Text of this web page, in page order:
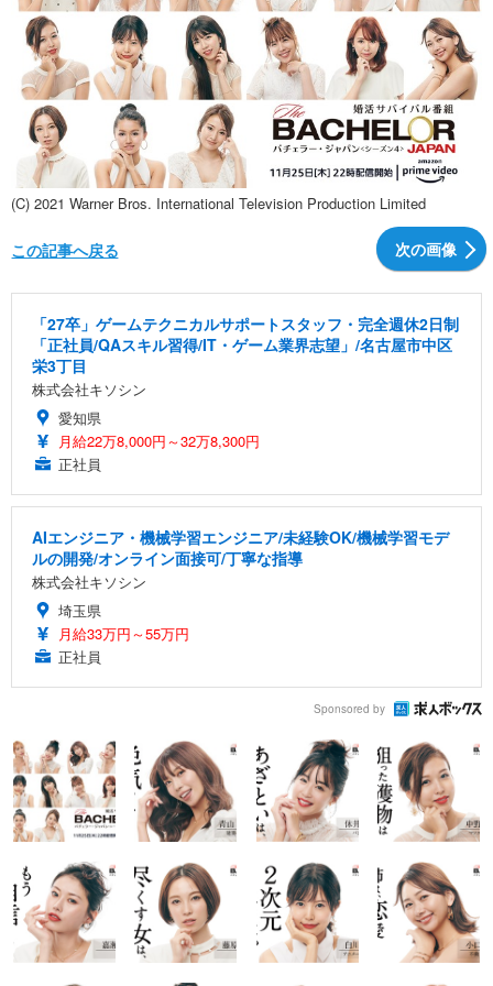
(C) 2021 Warner Bros. International Television Production Limited
次の画像
この記事へ戻る
「27卒」ゲームテクニカルサポートスタッフ・完全週休2日制
「正社員/QAスキル習得/IT・ゲーム業界志望」/名古屋市中区
栄3丁目
株式会社キソシン
愛知県
月給22万8,000円～32万8,300円
正社員
AIエンジニア・機械学習エンジニア/未経験OK/機械学習モデ
ルの開発/オンライン面接可/丁寧な指導
株式会社キソシン
埼玉県
月給33万円～55万円
正社員
Sponsored by